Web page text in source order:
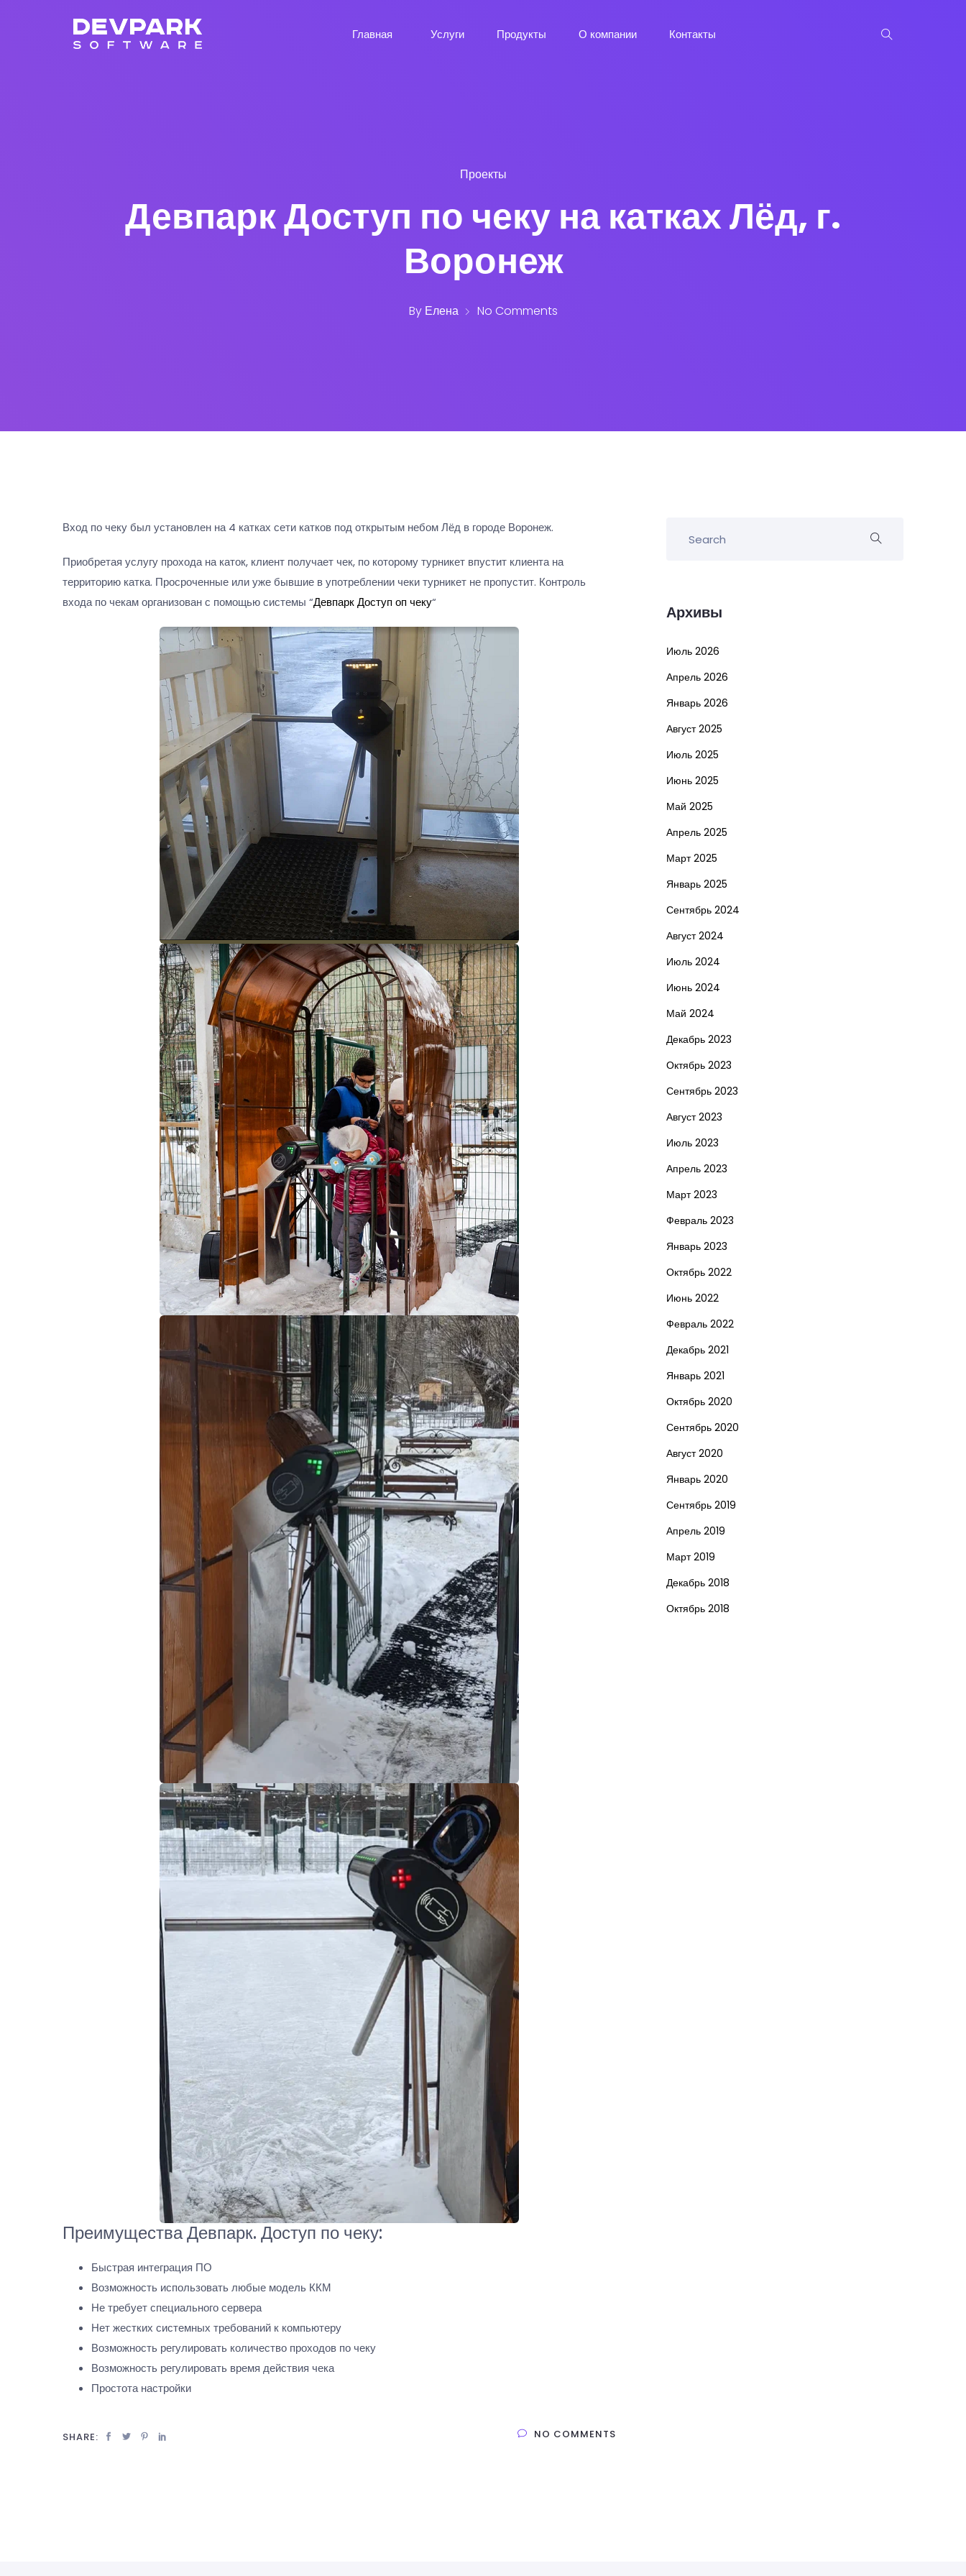
Главная Услуги Продукты О компании Контакты
Проекты
Девпарк Доступ по чеку на катках Лёд, г.
Воронеж
By Елена No Comments
Вход по чеку был установлен на 4 катках сети катков под открытым небом Лёд в городе Воронеж.
Приобретая услугу прохода на каток, клиент получает чек, по которому турникет впустит клиента на
территорию катка. Просроченные или уже бывшие в употреблении чеки турникет не пропустит. Контроль
входа по чекам организован с помощью системы “Девпарк Доступ оп чеку“
Преимущества Девпарк. Доступ по чеку:
Быстрая интеграция ПО
Возможность использовать любые модель ККМ
Не требует специального сервера
Нет жестких системных требований к компьютеру
Возможность регулировать количество проходов по чеку
Возможность регулировать время действия чека
Простота настройки
SHARE: NO COMMENTS
Архивы
Июль 2026
Апрель 2026
Январь 2026
Август 2025
Июль 2025
Июнь 2025
Май 2025
Апрель 2025
Март 2025
Январь 2025
Сентябрь 2024
Август 2024
Июль 2024
Июнь 2024
Май 2024
Декабрь 2023
Октябрь 2023
Сентябрь 2023
Август 2023
Июль 2023
Апрель 2023
Март 2023
Февраль 2023
Январь 2023
Октябрь 2022
Июнь 2022
Февраль 2022
Декабрь 2021
Январь 2021
Октябрь 2020
Сентябрь 2020
Август 2020
Январь 2020
Сентябрь 2019
Апрель 2019
Март 2019
Декабрь 2018
Октябрь 2018